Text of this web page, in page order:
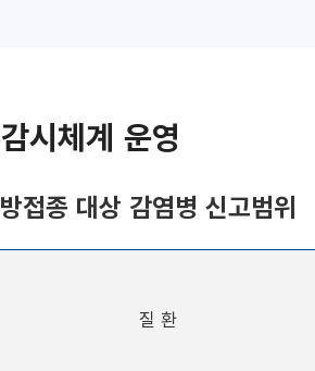
시체계 운영
접종 대상 감염병 신고범위
질 환